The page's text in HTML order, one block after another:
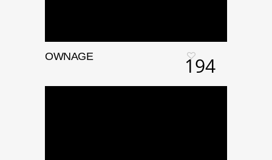
OWNAGE 194